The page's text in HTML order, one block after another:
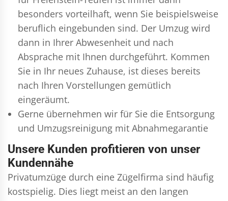
besonders vorteilhaft, wenn Sie beispielsweise
beruflich eingebunden sind. Der Umzug wird
dann in Ihrer Abwesenheit und nach
Absprache mit Ihnen durchgeführt. Kommen
Sie in Ihr neues Zuhause, ist dieses bereits
nach Ihren Vorstellungen gemütlich
eingeräumt.
Gerne übernehmen wir für Sie die Entsorgung
und Umzugsreinigung mit Abnahmegarantie
Unsere Kunden profitieren von unser
Kundennähe
Privatumzüge durch eine Zügelfirma sind häufig
kostspielig. Dies liegt meist an den langen